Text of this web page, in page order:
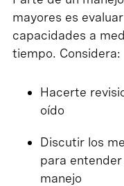
mayores es
capacidades a
tiempo. Considera:
Hacerte
oído
Discutir los
para
manejo